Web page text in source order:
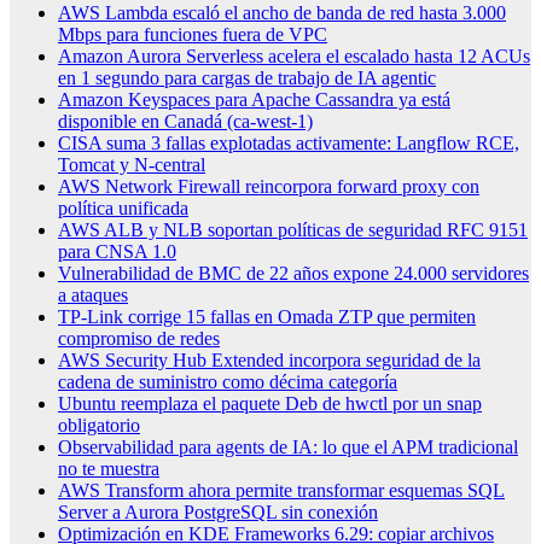
AWS Lambda escaló el ancho de banda de red hasta 3.000
Mbps para funciones fuera de VPC
Amazon Aurora Serverless acelera el escalado hasta 12 ACUs
en 1 segundo para cargas de trabajo de IA agentic
Amazon Keyspaces para Apache Cassandra ya está
disponible en Canadá (ca-west-1)
CISA suma 3 fallas explotadas activamente: Langflow RCE,
Tomcat y N-central
AWS Network Firewall reincorpora forward proxy con
política unificada
AWS ALB y NLB soportan políticas de seguridad RFC 9151
para CNSA 1.0
Vulnerabilidad de BMC de 22 años expone 24.000 servidores
a ataques
TP-Link corrige 15 fallas en Omada ZTP que permiten
compromiso de redes
AWS Security Hub Extended incorpora seguridad de la
cadena de suministro como décima categoría
Ubuntu reemplaza el paquete Deb de hwctl por un snap
obligatorio
Observabilidad para agents de IA: lo que el APM tradicional
no te muestra
AWS Transform ahora permite transformar esquemas SQL
Server a Aurora PostgreSQL sin conexión
Optimización en KDE Frameworks 6.29: copiar archivos